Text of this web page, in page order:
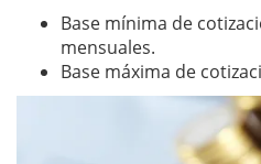
Base mínima de
mensuales.
Base máxima de